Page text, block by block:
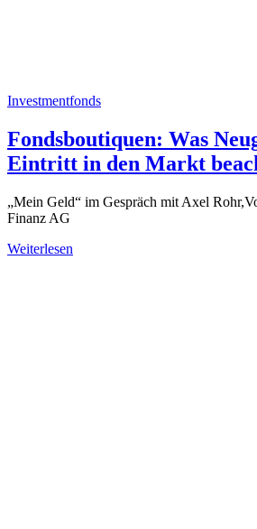
Investmentfonds
Fondsboutiquen: Was
Eintritt in den Markt
„Mein Geld“ im Gespräch mit Axel
Finanz AG
Weiterlesen